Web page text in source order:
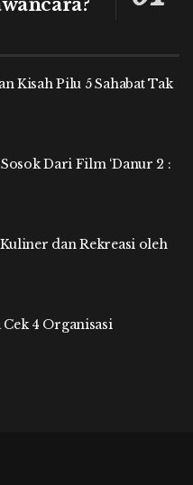
Kisah Pilu 5 Sahabat Tak
Dari Film ‘Danur 2 :
dan Rekreasi oleh
4 Organisasi